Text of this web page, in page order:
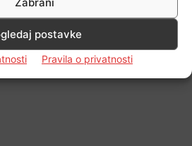
postavke
Pravila o privatnosti